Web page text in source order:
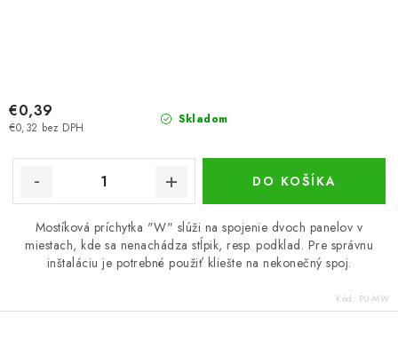
Skladom
€0,32 bez DPH
€0,39
DO KOŠÍKA
Mostíková príchytka "W" slúži na spojenie dvoch panelov v
miestach, kde sa nenachádza stĺpik, resp. podklad. Pre správnu
inštaláciu je potrebné použiť kliešte na nekonečný spoj.
Kód: PU-MW